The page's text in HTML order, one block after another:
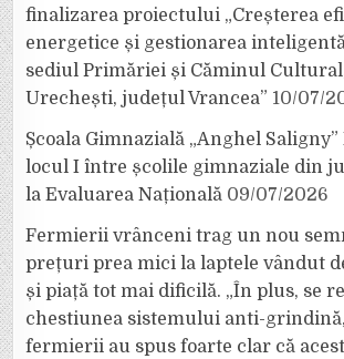
finalizarea proiectului „Creșterea
energetice și gestionarea
sediul Primăriei și Căminul
Urechești, județul Vrancea” 10/07/
Școala Gimnazială „Anghel Saligny”
locul I între școlile gimnaziale din
la Evaluarea Națională 09/07/2026
Fermierii vrânceni trag un nou
prețuri prea mici la laptele vândut
și piață tot mai dificilă. „În plus, se
chestiunea sistemului anti-
fermierii au spus foarte clar că